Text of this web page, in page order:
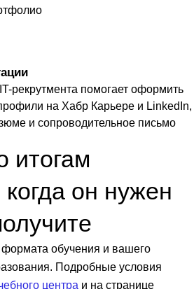
рекрутмента помогает оформить
на Хабр Карьере и LinkedIn,
и сопроводительное письмо
итогам
он нужен
формата обучения и вашего
Подробные условия
центра и на странице